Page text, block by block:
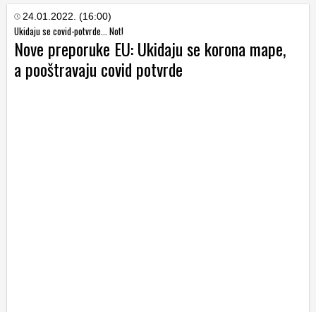
24.01.2022. (16:00)
Ukidaju se covid-potvrde... Not!
Nove preporuke EU: Ukidaju se korona mape,
a pooštravaju covid potvrde